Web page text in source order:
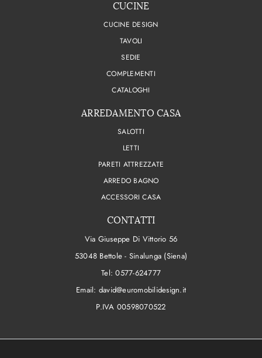
CUCINE
CUCINE DESIGN
TAVOLI
SEDIE
COMPLEMENTI
CATALOGHI
ARREDAMENTO CASA
SALOTTI
LETTI
PARETI ATTREZZATE
ARREDO BAGNO
ACCESSORI CASA
CONTATTI
Via Giuseppe Di Vittorio 56
53048 Bettole - Sinalunga (Siena)
Tel:0577-624777
Email: david@euromobilidesign.it
P.IVA 00598070522